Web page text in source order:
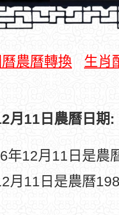
曆農曆轉換
生肖
月11日農曆日期:
年12月11日是農
月11日是農曆